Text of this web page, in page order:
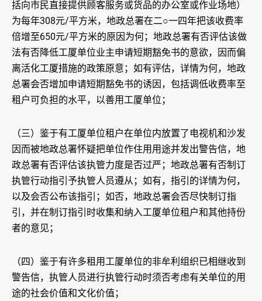
括向市民直接提供顾客服务或货品的办公室或作业场地）
为每年308元/平方米，地政总署在二○一四年把该收费率
倍增至650元/平方米的原因为何；地政总署有否评估该做
法有否降低工厦单位业主申请短期豁免书的意欲，因而偏
离活化工厦措施的政策原意；如有评估，详情为何，地政
总署会否增加申请短期豁免书的诱因，包括调低收费率至
租户可负担的水平，以善用工厦单位；
（三）鉴于有工厦单位租户在单位内放置了电视机和沙发
因而被地政总署怀疑把单位作住用用途并发出警告信，地
政总署有否评估该执管力度是否过严；地政总署有否制订
执管行动指引予执管人员遵从；如有，指引的详情为何，
以及会否公布该指引；如否，地政总署会否尽快制订指
引，并在制订指引时收集和纳入工厦单位租户和其他持份
者的意见；
（四）鉴于有许多租用工厦单位的非牟利组织已相继收到
警告信，执管人员进行执管行动时须否考虑有关单位的用
途的社会价值和文化价值；